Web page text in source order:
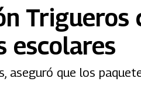
escolares
aseguró que los